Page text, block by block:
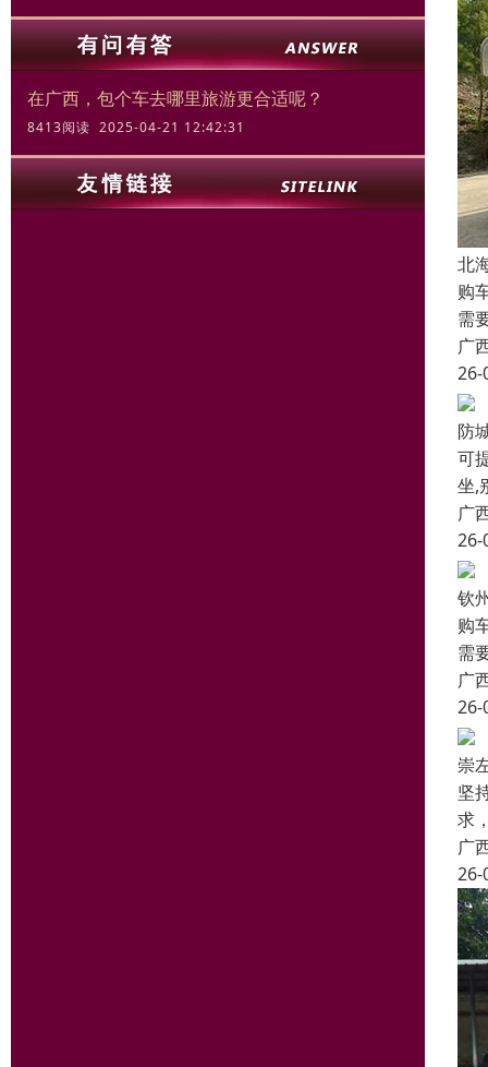
在广西，包个车去哪里旅游更合适呢？
8413阅读 2025-04-21 12:42:31
北
购
需
广
26-
防
可
坐,
广
26-
钦
购
需
广
26-
崇
坚
求
广
26-